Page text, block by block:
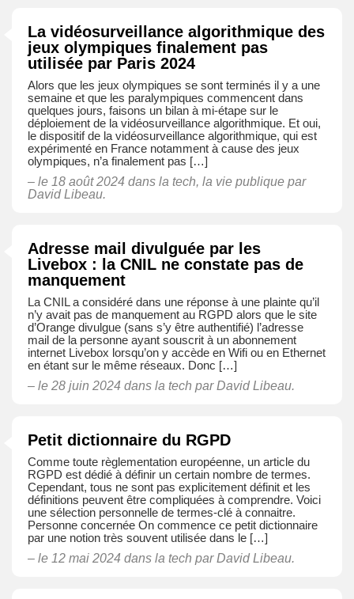
La vidéosurveillance algorithmique des
jeux olympiques finalement pas
utilisée par Paris 2024
Alors que les jeux olympiques se sont terminés il y a une
semaine et que les paralympiques commencent dans
quelques jours, faisons un bilan à mi-étape sur le
déploiement de la vidéosurveillance algorithmique. Et oui,
le dispositif de la vidéosurveillance algorithmique, qui est
expérimenté en France notamment à cause des jeux
olympiques, n’a finalement pas […]
– le 18 août 2024 dans la tech, la vie publique par
David Libeau.
Adresse mail divulguée par les
Livebox : la CNIL ne constate pas de
manquement
La CNIL a considéré dans une réponse à une plainte qu’il
n’y avait pas de manquement au RGPD alors que le site
d’Orange divulgue (sans s’y être authentifié) l’adresse
mail de la personne ayant souscrit à un abonnement
internet Livebox lorsqu’on y accède en Wifi ou en Ethernet
en étant sur le même réseaux. Donc […]
– le 28 juin 2024 dans la tech par David Libeau.
Petit dictionnaire du RGPD
Comme toute règlementation européenne, un article du
RGPD est dédié à définir un certain nombre de termes.
Cependant, tous ne sont pas explicitement définit et les
définitions peuvent être compliquées à comprendre. Voici
une sélection personnelle de termes-clé à connaitre.
Personne concernée On commence ce petit dictionnaire
par une notion très souvent utilisée dans le […]
– le 12 mai 2024 dans la tech par David Libeau.